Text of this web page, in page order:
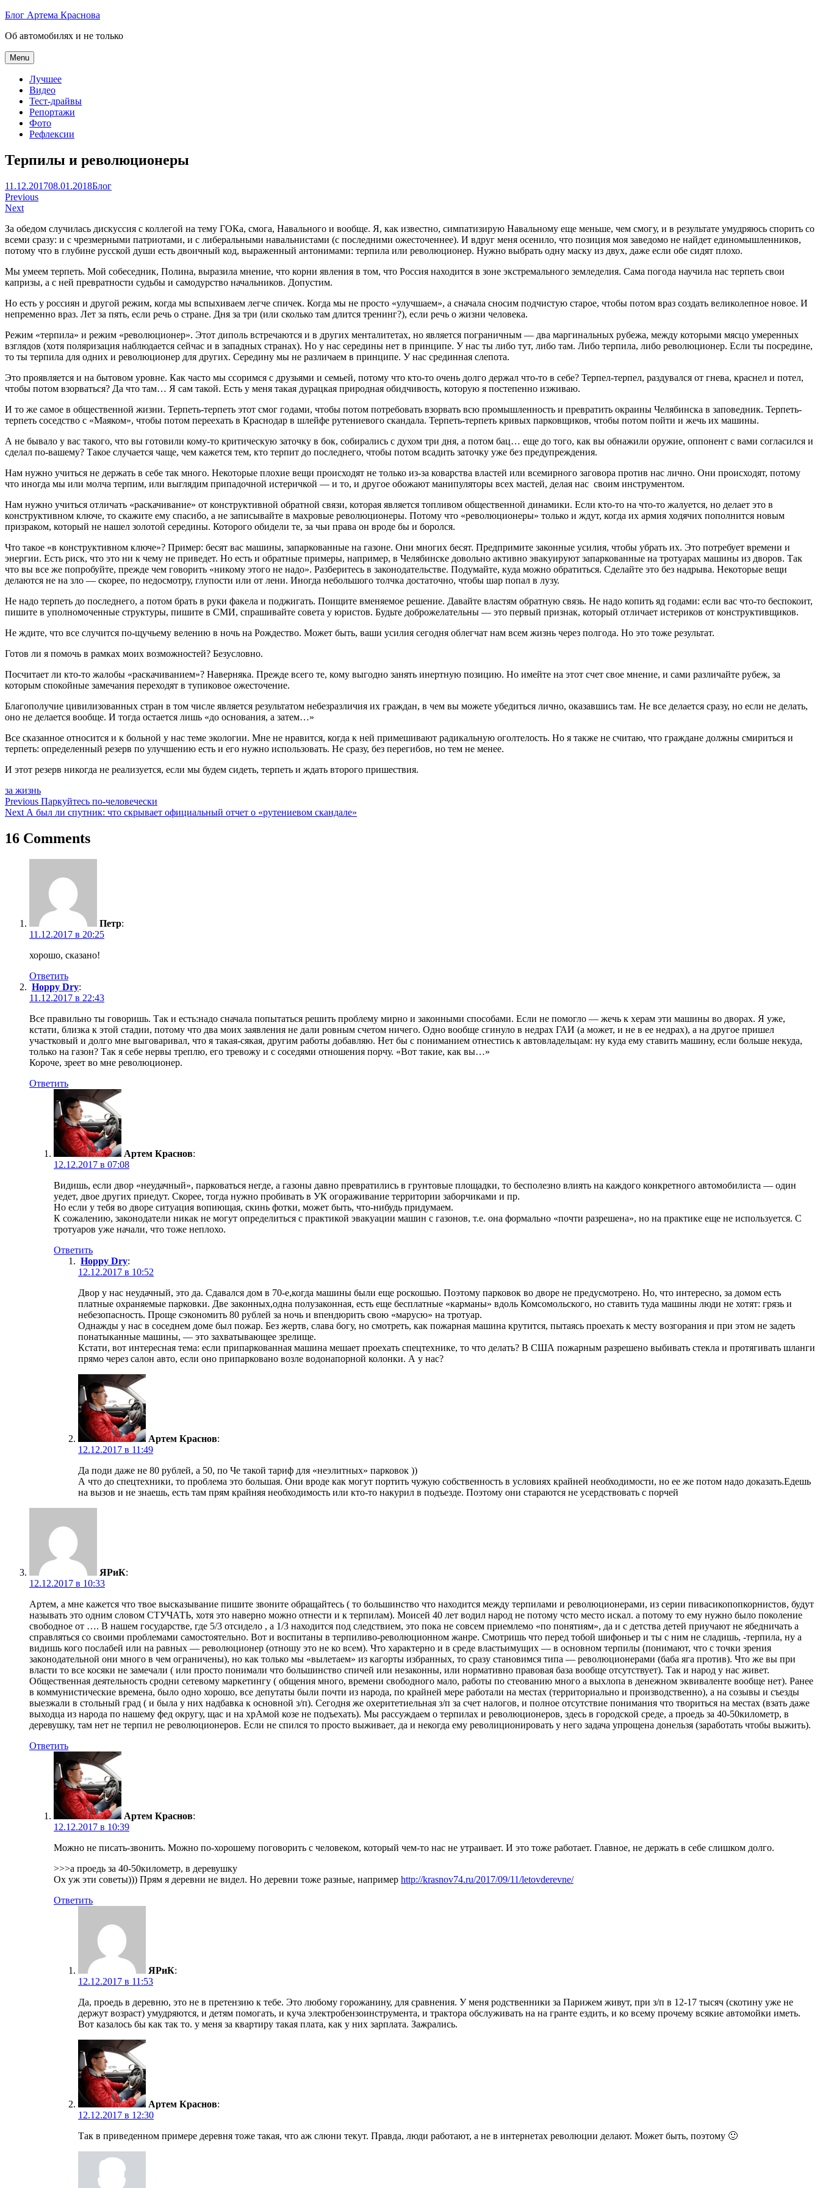
Skip
content
Блог Артема Краснова
Об автомобилях и не только
Menu
Лучшее
Видео
Тест-драйвы
Репортажи
Фото
Рефлексии
Терпилы и революционеры
Артем
Краснов
11.12.201708.01.2018Блог
Навигация
по
записям
Previous
Next
За обедом случилась дискуссия с коллегой на тему ГОКа, смога, Навального и вообще. Я, как известно, симпатизирую Навальному еще меньше, чем смогу, и в результате умудряюсь спорить со
всеми сразу: и с чрезмерными патриотами, и с либеральными навальнистами (с последними ожесточеннее). И вдруг меня осенило, что позиция моя заведомо не найдет единомышленников,
потому что в глубине русской души есть двоичный код, выраженный антонимами: терпила или революционер. Нужно выбрать одну маску из двух, даже если обе сидят плохо.
Мы умеем терпеть. Мой собеседник, Полина, выразила мнение, что корни явления в том, что Россия находится в зоне экстремального земледелия. Сама погода научила нас терпеть свои
капризы, а с ней превратности судьбы и самодурство начальников. Допустим.
Но есть у россиян и другой режим, когда мы вспыхиваем легче спичек. Когда мы не просто «улучшаем», а сначала сносим подчистую старое, чтобы потом враз создать великолепное новое. И
непременно враз. Лет за пять, если речь о стране. Дня за три (или сколько там длится тренинг?), если речь о жизни человека.
Режим «терпила» и режим «революционер». Этот диполь встречаются и в других менталитетах, но является пограничным — два маргинальных рубежа, между которыми мясцо умеренных
взглядов (хотя поляризация наблюдается сейчас и в западных странах). Но у нас середины нет в принципе. У нас ты либо тут, либо там. Либо терпила, либо революционер. Если ты посредине,
то ты терпила для одних и революционер для других. Середину мы не различаем в принципе. У нас срединная слепота.
Это проявляется и на бытовом уровне. Как часто мы ссоримся с друзьями и семьей, потому что кто-то очень долго держал что-то в себе? Терпел-терпел, раздувался от гнева, краснел и потел,
чтобы потом взорваться? Да что там… Я сам такой. Есть у меня такая дурацкая природная обидчивость, которую я постепенно изживаю.
И то же самое в общественной жизни. Терпеть-терпеть этот смог годами, чтобы потом потребовать взорвать всю промышленность и превратить окраины Челябинска в заповедник. Терпеть-
терпеть соседство с «Маяком», чтобы потом переехать в Краснодар в шлейфе рутениевого скандала. Терпеть-терпеть кривых парковщиков, чтобы потом пойти и жечь их машины.
А не бывало у вас такого, что вы готовили кому-то критическую заточку в бок, собирались с духом три дня, а потом бац… еще до того, как вы обнажили оружие, оппонент с вами согласился и
сделал по-вашему? Такое случается чаще, чем кажется тем, кто терпит до последнего, чтобы потом всадить заточку уже без предупреждения.
Нам нужно учиться не держать в себе так много. Некоторые плохие вещи происходят не только из-за коварства властей или всемирного заговора против нас лично. Они происходят, потому
что иногда мы или молча терпим, или выглядим припадочной истеричкой — и то, и другое обожают манипуляторы всех мастей, делая нас своим инструментом.
Нам нужно учиться отличать «раскачивание» от конструктивной обратной связи, которая является топливом общественной динамики. Если кто-то на что-то жалуется, но делает это в
конструктивном ключе, то скажите ему спасибо, а не записывайте в махровые революционеры. Потому что «революционеры» только и ждут, когда их армия ходячих пополнится новым
призраком, который не нашел золотой середины. Которого обидели те, за чьи права он вроде бы и боролся.
Что такое «в конструктивном ключе»? Пример: бесят вас машины, запаркованные на газоне. Они многих бесят. Предпримите законные усилия, чтобы убрать их. Это потребует времени и
энергии. Есть риск, что это ни к чему не приведет. Но есть и обратные примеры, например, в Челябинске довольно активно эвакуируют запаркованные на тротуарах машины из дворов. Так
что вы все же попробуйте, прежде чем говорить «никому этого не надо». Разберитесь в законодательстве. Подумайте, куда можно обратиться. Сделайте это без надрыва. Некоторые вещи
делаются не на зло — скорее, по недосмотру, глупости или от лени. Иногда небольшого толчка достаточно, чтобы шар попал в лузу.
Не надо терпеть до последнего, а потом брать в руки факела и поджигать. Поищите вменяемое решение. Давайте властям обратную связь. Не надо копить яд годами: если вас что-то беспокоит,
пишите в уполномоченные структуры, пишите в СМИ, спрашивайте совета у юристов. Будьте доброжелательны — это первый признак, который отличает истериков от конструктивщиков.
Не ждите, что все случится по-щучьему велению в ночь на Рождество. Может быть, ваши усилия сегодня облегчат нам всем жизнь через полгода. Но это тоже результат.
Готов ли я помочь в рамках моих возможностей? Безусловно.
Посчитает ли кто-то жалобы «раскачиванием»? Наверняка. Прежде всего те, кому выгодно занять инертную позицию. Но имейте на этот счет свое мнение, и сами различайте рубеж, за
которым спокойные замечания переходят в тупиковое ожесточение.
Благополучие цивилизованных стран в том числе является результатом небезразличия их граждан, в чем вы можете убедиться лично, оказавшись там. Не все делается сразу, но если не делать,
оно не делается вообще. И тогда остается лишь «до основания, а затем…»
Все сказанное относится и к больной у нас теме экологии. Мне не нравится, когда к ней примешивают радикальную оголтелость. Но я также не считаю, что граждане должны смириться и
терпеть: определенный резерв по улучшению есть и его нужно использовать. Не сразу, без перегибов, но тем не менее.
И этот резерв никогда не реализуется, если мы будем сидеть, терпеть и ждать второго пришествия.
за жизнь
Навигация
по
записям
Previous Паркуйтесь по-человечески
Next А был ли спутник: что скрывает официальный отчет о «рутениевом скандале»
16 Comments
Петр:
11.12.2017 в 20:25
хорошо, сказано!
Ответить
Hoppy Dry:
11.12.2017 в 22:43
Все правильно ты говоришь. Так и есть:надо сначала попытаться решить проблему мирно и законными способами. Если не помогло — жечь к херам эти машины во дворах. Я уже,
кстати, близка к этой стадии, потому что два моих заявления не дали ровным счетом ничего. Одно вообще сгинуло в недрах ГАИ (а может, и не в ее недрах), а на другое пришел
участковый и долго мне выговаривал, что я такая-сякая, другим работы добавляю. Нет бы с пониманием отнестись к автовладельцам: ну куда ему ставить машину, если больше некуда,
только на газон? Так я себе нервы треплю, его тревожу и с соседями отношения порчу. «Вот такие, как вы…»
Короче, зреет во мне революционер.
Ответить
Артем Краснов:
12.12.2017 в 07:08
Видишь, если двор «неудачный», парковаться негде, а газоны давно превратились в грунтовые площадки, то бесполезно влиять на каждого конкретного автомобилиста — один
уедет, двое других приедут. Скорее, тогда нужно пробивать в УК огораживание территории заборчиками и пр.
Но если у тебя во дворе ситуация вопиющая, скинь фотки, может быть, что-нибудь придумаем.
К сожалению, законодатели никак не могут определиться с практикой эвакуации машин с газонов, т.е. она формально «почти разрешена», но на практике еще не используется. С
тротуаров уже начали, что тоже неплохо.
Ответить
Hoppy Dry:
12.12.2017 в 10:52
Двор у нас неудачный, это да. Сдавался дом в 70-е,когда машины были еще роскошью. Поэтому парковок во дворе не предусмотрено. Но, что интересно, за домом есть
платные охраняемые парковки. Две законных,одна полузаконная, есть еще бесплатные «карманы» вдоль Комсомольского, но ставить туда машины люди не хотят: грязь и
небезопасность. Проще сэкономить 80 рублей за ночь и впендюрить свою «марусю» на тротуар.
Однажды у нас в соседнем доме был пожар. Без жертв, слава богу, но смотреть, как пожарная машина крутится, пытаясь проехать к месту возгорания и при этом не задеть
понатыканные машины, — это захватывающее зрелище.
Кстати, вот интересная тема: если припаркованная машина мешает проехать спецтехнике, то что делать? В США пожарным разрешено выбивать стекла и протягивать шланги
прямо через салон авто, если оно припарковано возле водонапорной колонки. А у нас?
Артем Краснов:
12.12.2017 в 11:49
Да поди даже не 80 рублей, а 50, по Че такой тариф для «неэлитных» парковок ))
А что до спецтехники, то проблема это большая. Они вроде как могут портить чужую собственность в условиях крайней необходимости, но ее же потом надо доказать.Едешь
на вызов и не знаешь, есть там прям крайняя необходимость или кто-то накурил в подъезде. Поэтому они стараются не усердствовать с порчей
ЯРиК:
12.12.2017 в 10:33
Артем, а мне кажется что твое высказывание пишите звоните обращайтесь ( то большинство что находится между терпилами и революционерами, из серии пивасикопопкорнистов, будут
называть это одним словом СТУЧАТЬ, хотя это наверно можно отнести и к терпилам). Моисей 40 лет водил народ не потому чсто место искал. а потому то ему нужно было поколение
свободное от …. В нашем государстве, где 5/3 отсидело , а 1/3 находится под следствием, это пока не совсем приемлемо «по понятиям», да и с детства детей приучают не ябедничать а
справляться со своими проблемами самостоятельно. Вот и воспитаны в терпиливо-революционном жанре. Смотришь что перед тобой шифоньер и ты с ним не сладишь, -терпила, ну а
видишь кого послабей или на равных — революционер (отношу это не ко всем). Что характерно и в среде властьимущих — в основном терпилы (понимают, что с точки зрения
законодательной они много в чем ограничены), но как только мы «вылетаем» из кагорты избранных, то сразу становимся типа — революционерами (баба яга против). Что же вы при
власти то все косяки не замечали ( или просто понимали что большинство спичей или незаконны, или нормативно правовая база вообще отсутствует). Так и народ у нас живет.
Общественная деятельность сродни сетевому маркетингу ( общения много, времени свободного мало, работы по стеованию много а выхлопа в денежном эквиваленте вообще нет). Ранее
в коммунистические времена, было одно хорошо, все депутаты были почти из народа, по крайней мере работали на местах (территориально и производственно), а на созывы и съезды
выезжали в стольный град ( и была у них надбавка к основной з/п). Сегодня же охеритетиельная з/п за счет налогов, и полное отсутствие понимания что твориться на местах (взать даже
выходца из народа по нашему фед округу, щас и на хрАмой козе не подъехать). Мы рассуждаем о терпилах и революционеров, здесь в городской среде, а проедь за 40-50километр, в
деревушку, там нет не терпил не революционеров. Если не спился то просто выживает, да и некогда ему револиционировать у него задача упрощена донельзя (заработать чтобы выжить).
Ответить
Артем Краснов:
12.12.2017 в 10:39
Можно не писать-звонить. Можно по-хорошему поговорить с человеком, который чем-то нас не утраивает. И это тоже работает. Главное, не держать в себе слишком долго.
>>>а проедь за 40-50километр, в деревушку
Ох уж эти советы))) Прям я деревни не видел. Но деревни тоже разные, например http://krasnov74.ru/2017/09/11/letovderevne/
Ответить
ЯРиК:
12.12.2017 в 11:53
Да, проедь в деревню, это не в претензию к тебе. Это любому горожанину, для сравнения. У меня родственники за Парижем живут, при з/п в 12-17 тысяч (скотину уже не
держут возраст) умудряются, и детям помогать, и куча электробензоинструмента, и трактора обслуживать на на гранте ездить, и ко всему прочему всякие автомойки иметь.
Вот казалось бы как так то. у меня за квартиру такая плата, как у них зарплата. Зажрались.
Артем Краснов:
12.12.2017 в 12:30
Так в приведенном примере деревня тоже такая, что аж слюни текут. Правда, люди работают, а не в интернетах революции делают. Может быть, поэтому 🙂